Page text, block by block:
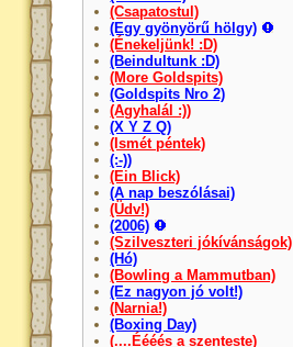
(Csapatostul)
(Egy gyönyörű hölgy)
(Énekeljünk! :D)
(Beindultunk :D)
(More Goldspits)
(Goldspits Nro 2)
(Agyhalál :))
(X Y Z Q)
(Ismét péntek)
(:-))
(Ein Blick)
(A nap beszólásai)
(Üdv!)
(2006)
(Szilveszteri jókívánságok)
(Hó)
(Bowling a Mammutban)
(Ez nagyon jó volt!)
(Narnia!)
(Boxing Day)
(....Éééés a szenteste)